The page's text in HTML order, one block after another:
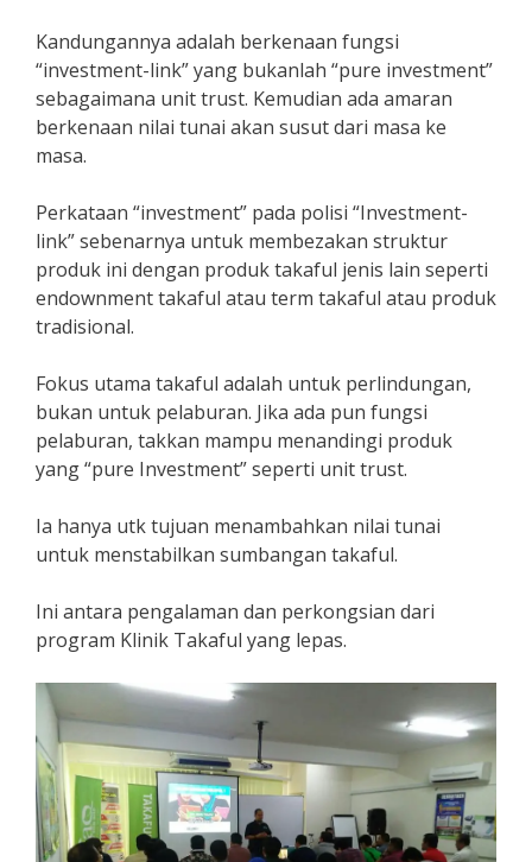
Kandungannya adalah berkenaan fungsi
“investment-link” yang bukanlah “pure investment”
sebagaimana unit trust. Kemudian ada amaran
berkenaan nilai tunai akan susut dari masa ke
masa.
Perkataan “investment” pada polisi “Investment-
link” sebenarnya untuk membezakan struktur
produk ini dengan produk takaful jenis lain seperti
endownment takaful atau term takaful atau produk
tradisional.
Fokus utama takaful adalah untuk perlindungan,
bukan untuk pelaburan. Jika ada pun fungsi
pelaburan, takkan mampu menandingi produk
yang “pure Investment” seperti unit trust.
Ia hanya utk tujuan menambahkan nilai tunai
untuk menstabilkan sumbangan takaful.
Ini antara pengalaman dan perkongsian dari
program Klinik Takaful yang lepas.